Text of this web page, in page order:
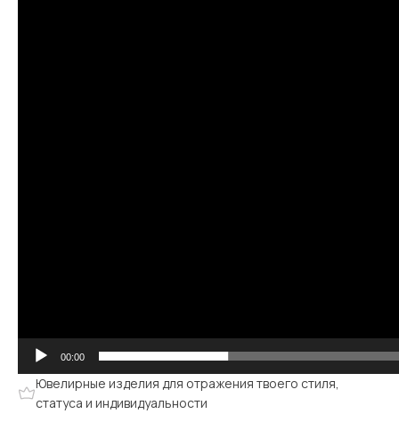
00:00
Ювелирные изделия для отражения твоего стиля,
статуса и индивидуальности